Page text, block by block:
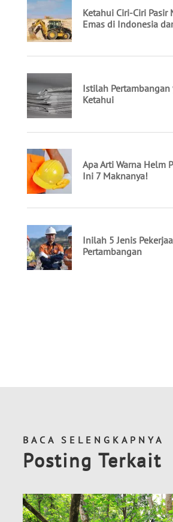
BACA SELENGKAPNYA
Posting Terkait